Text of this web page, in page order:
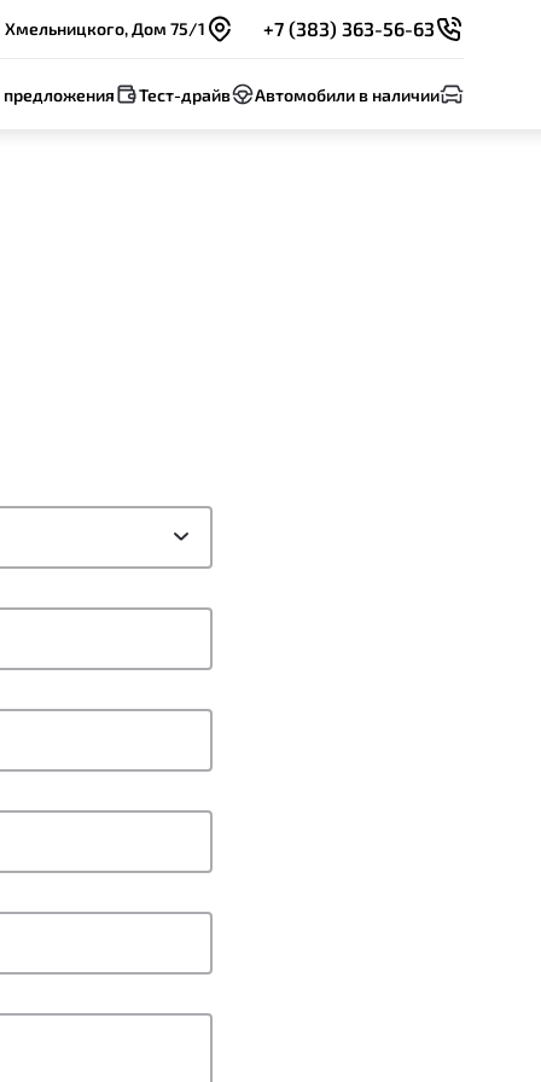
Хмельницкого, Дом 75/1 +7 (383) 363-56-63
Тест-драйв Автомобили в наличии